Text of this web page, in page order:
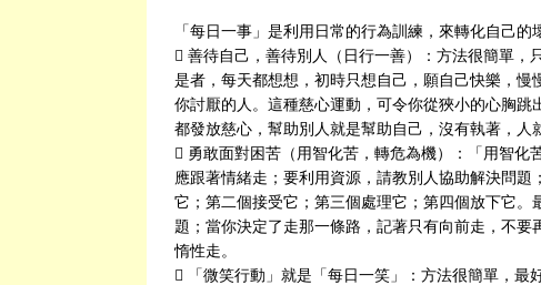
「每日一事」是利用日常的行為訓練，來轉化自己的
 善待自己，善待別人（日行一善）：方法很簡單
是者，每天都想想，初時只想自己，願自己快樂，
你討厭的人。這種慈心運動，可令你從狹小的心胸
都發放慈心，幫助別人就是幫助自己，沒有執著，人
 勇敢面對困苦（用智化苦，轉危為機）：「用智
應跟著情緒走；要利用資源，請教別人協助解決問
它；第二個接受它；第三個處理它；第四個放下它
題；當你決定了走那一條路，記著只有向前走，不
惰性走。
 「微笑行動」就是「每日一笑」：方法很簡單，